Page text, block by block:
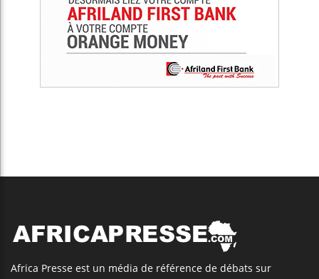
Africa Presse est un média de référence de débats sur